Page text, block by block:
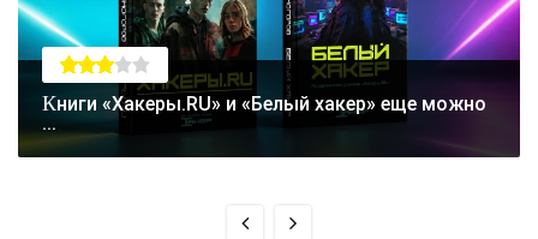
Книги «Хакеры.RU» и «Белый хакер» еще можно
...